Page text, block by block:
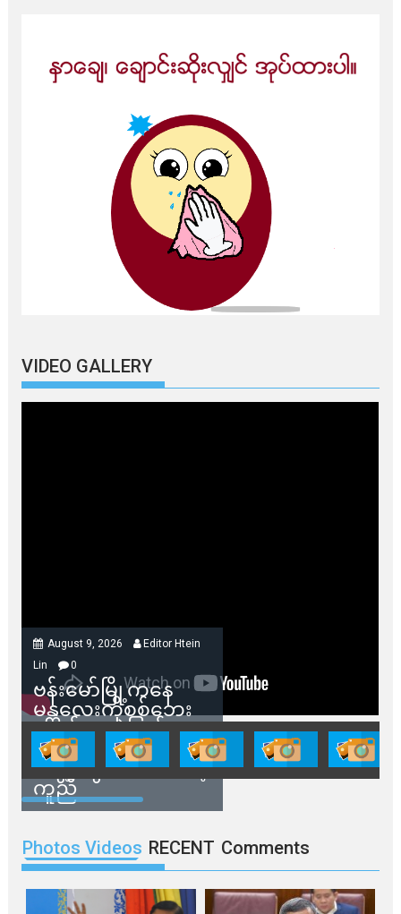
VIDEO GALLERY
August 9, 2026
Editor Htein
Lin
0
ဗန်းမော်မြို့ကနေ
မန္တလေးကိုစစ်ဘေး
ရှောင်နေတဲ့ပြည်သူ
တွေအတွက် ရှမ်းနီ
အဖွဲ့တွေက ထောက်ပံ့
ကူညီ
Photos Videos RECENT Comments